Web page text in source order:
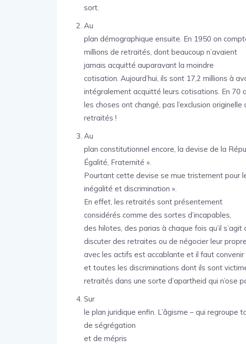
sort.
Au
plan démographique ensuite. En 1950 on
millions de retraités, dont beaucoup n’avaient
jamais acquitté auparavant la moindre
cotisation. Aujourd’hui, ils sont 17,2 millions à
intégralement acquitté leurs cotisations. En 70
les choses ont changé, pas l’exclusion originelle
retraités !
Au
plan constitutionnel encore, la devise de la
Égalité, Fraternité ».
Pourtant cette devise se mue tristement pour
inégalité et discrimination ».
En effet, les retraités sont présentement
considérés comme des sortes d’incapables,
des hilotes, des parias à chaque fois qu’il s’agit
discuter des retraites ou de négocier leur
avec les actifs est accablante et il faut
et toutes les discriminations dont ils sont
retraités dans une sorte d’apartheid qui n’ose
Sur
le plan juridique enfin. L’âgisme – qui regroupe
de ségrégation
et de mépris